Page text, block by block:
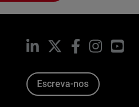
LinkedIn Facebook
Instagram
Escreva-nos